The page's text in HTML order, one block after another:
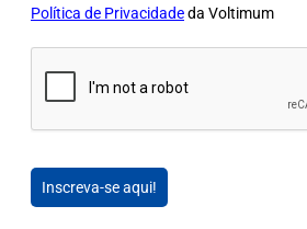
Política de Privacidadeda Voltimum
Inscreva-se aqui!